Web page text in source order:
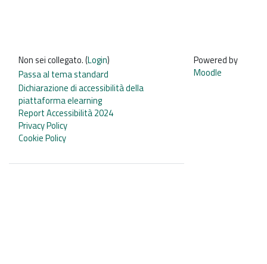
Non sei collegato. (Login)
Passa al tema standard
Dichiarazione di accessibilità della
piattaforma elearning
Report Accessibilità 2024
Privacy Policy
Cookie Policy
Powered by
Moodle